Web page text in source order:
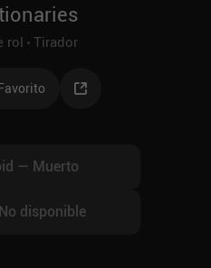
rol Tirador
— Muerto
No disponible